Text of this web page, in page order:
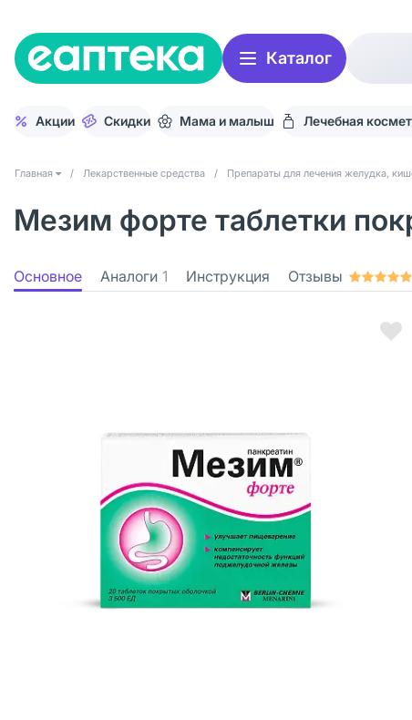
Каталог
Акции Скидки Мама и малыш Лечебная
Главная / Лекарственные средства / Препараты для лечения желудка,
Мезим форте таблетки
Основное Аналоги 1 Инструкция Отзывы